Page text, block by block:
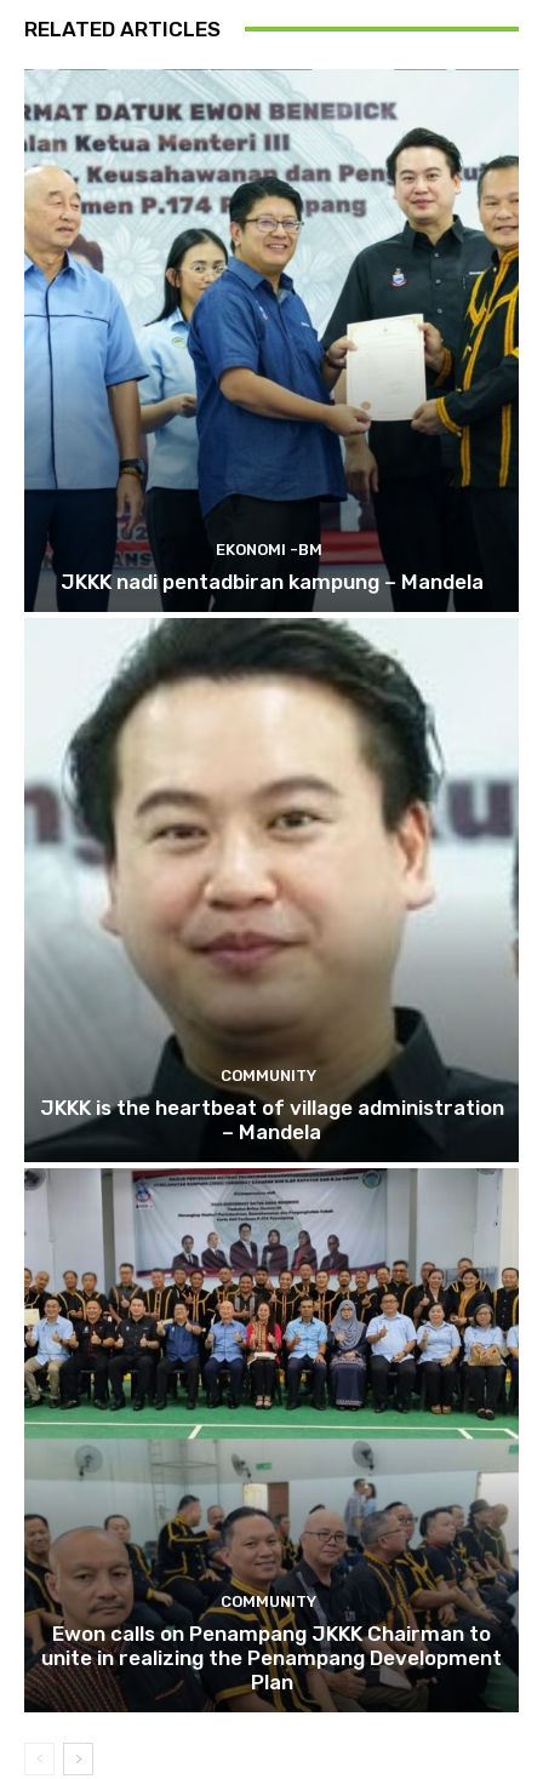
RELATED ARTICLES
EKONOMI -BM
JKKK nadi pentadbiran kampung – Mandela
COMMUNITY
JKKK is the heartbeat of village administration
– Mandela
COMMUNITY
Ewon calls on Penampang JKKK Chairman to
unite in realizing the Penampang Development
Plan